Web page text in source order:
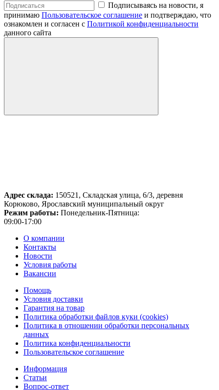
Подписываясь на новости, я
принимаю Пользовательское соглашение и подтверждаю, что
ознакомлен и согласен с Политикой конфиденциальности
данного сайта
Адрес склада: 150521, Складская улица, 6/3, деревня
Корюково, Ярославский муниципальный округ
Режим работы: Понедельник-Пятница:
09:00-17:00
О компании
Контакты
Новости
Условия работы
Вакансии
Помощь
Условия доставки
Гарантия на товар
Политика обработки файлов куки (cookies)
Политика в отношении обработки персональных
данных
Политика конфиденциальности
Пользовательское соглашение
Информация
Статьи
Вопрос-ответ